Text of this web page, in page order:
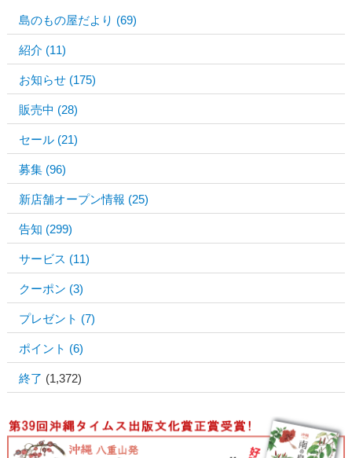
島のもの屋だより (69)
紹介 (11)
お知らせ (175)
販売中 (28)
セール (21)
募集 (96)
新店舗オープン情報 (25)
告知 (299)
サービス (11)
クーポン (3)
プレゼント (7)
ポイント (6)
終了 (1,372)